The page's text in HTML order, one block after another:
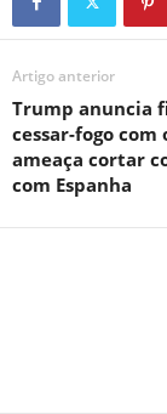
Artigo anterior
Trump anuncia
cessar-fogo com
ameaça cortar
com Espanha